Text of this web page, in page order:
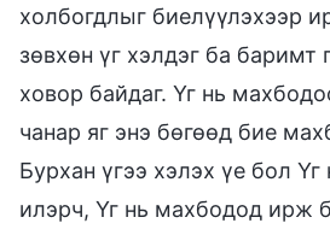
холбогдлыг биелүүлэхээр
зөвхөн үг хэлдэг ба баримт
ховор байдаг. Үг нь
чанар яг энэ бөгөөд бие
Бурхан үгээ хэлэх үе бол
илэрч, Үг нь махбодод ирж